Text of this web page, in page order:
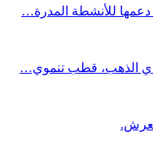
دعمها للأنشطة المدرة…
الذهب، قطب تنموي…